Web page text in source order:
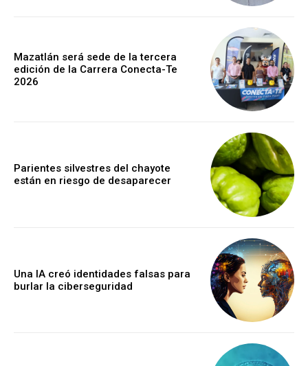
Mazatlán será sede de la tercera
edición de la Carrera Conecta-Te
2026
Parientes silvestres del chayote
están en riesgo de desaparecer
Una IA creó identidades falsas para
burlar la ciberseguridad